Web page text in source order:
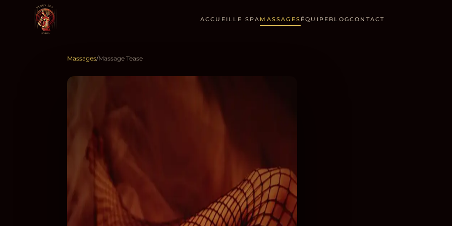
ACCUEIL LE SPA MASSAGES ÉQUIPE BLOGCONTACT
Massages/Massage Tease